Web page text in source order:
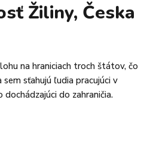
Žiliny, Česka
na hraniciach troch štátov, čo
sťahujú ľudia pracujúci v
do zahraničia.